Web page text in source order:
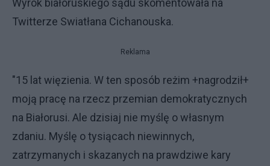
Twitterze Swiatłana Cichanouska.
Reklama
"15 lat więzienia. W ten sposób reżim +nagrodził+
moją pracę na rzecz przemian demokratycznych
na Białorusi. Ale dzisiaj nie myślę o własnym
zdaniu. Myślę o tysiącach niewinnych,
zatrzymanych i skazanych na prawdziwe kary